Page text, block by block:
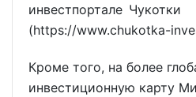
инвестпортале Чукотки
(https://www.chukotka-
Кроме того, на более
инвестиционную карту